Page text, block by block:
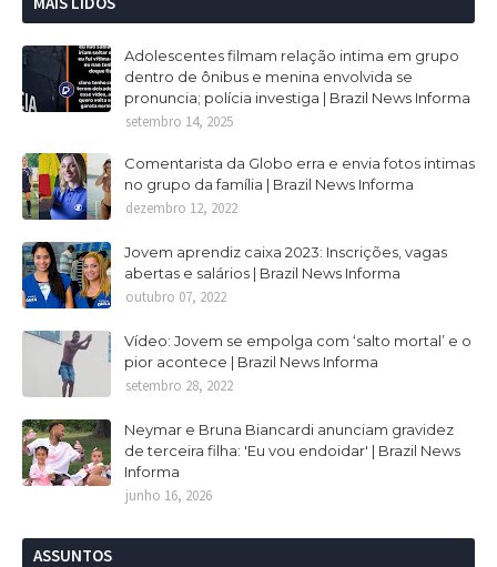
Adolescentes filmam relação intima em grupo
dentro de ônibus e menina envolvida se
pronuncia; polícia investiga | Brazil News Informa
setembro 14, 2025
Comentarista da Globo erra e envia fotos intimas
no grupo da família | Brazil News Informa
dezembro 12, 2022
Jovem aprendiz caixa 2023: Inscrições, vagas
abertas e salários | Brazil News Informa
outubro 07, 2022
Vídeo: Jovem se empolga com ‘salto mortal’ e o
pior acontece | Brazil News Informa
setembro 28, 2022
Neymar e Bruna Biancardi anunciam gravidez
de terceira filha: 'Eu vou endoidar' | Brazil News
Informa
junho 16, 2026
ASSUNTOS